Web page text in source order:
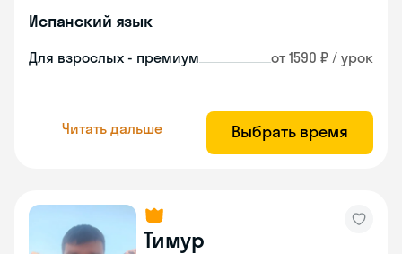
Испанский язык
Для взрослых - премиум от 1590 ₽ / урок
Читать дальше Выбрать время
Тимур